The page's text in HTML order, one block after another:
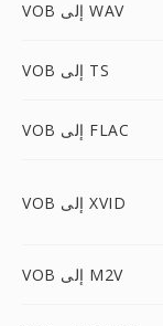
VOB إلى WAV
VOB إلى TS
VOB إلى FLAC
VOB إلى XVID
VOB إلى M2V